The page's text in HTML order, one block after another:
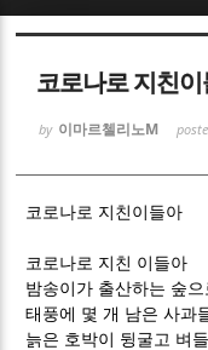
코로나로 지친
by 이마르첼리노M
코로나로 지친이들아
코로나로 지친 이들아
밤송이가 출산하는 숲
태풍에 몇 개 남은 사과
늙은 호박이 뒹굴고 벼